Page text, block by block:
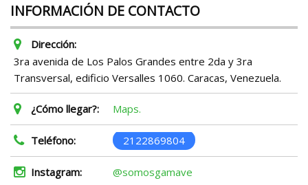
INFORMACIÓN DE CONTACTO
Dirección:
3ra avenida de Los Palos Grandes entre 2da y 3ra
Transversal, edificio Versalles 1060. Caracas, Venezuela.
¿Cómo llegar?: Maps.
Teléfono: 2122869804
Instagram: @somosgamave